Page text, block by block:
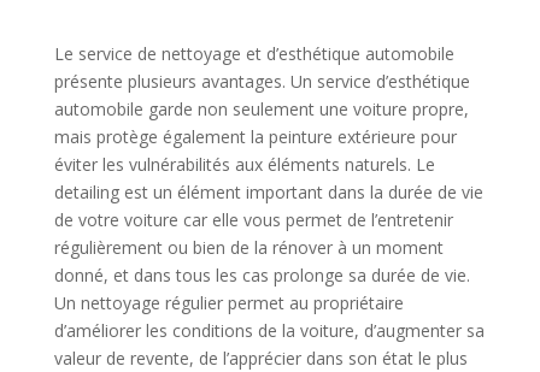
Le service de nettoyage et d’esthétique automobile
présente plusieurs avantages. Un service d’esthétique
automobile garde non seulement une voiture propre,
mais protège également la peinture extérieure pour
éviter les vulnérabilités aux éléments naturels. Le
detailing est un élément important dans la durée de vie
de votre voiture car elle vous permet de l’entretenir
régulièrement ou bien de la rénover à un moment
donné, et dans tous les cas prolonge sa durée de vie.
Un nettoyage régulier permet au propriétaire
d’améliorer les conditions de la voiture, d’augmenter sa
valeur de revente, de l’apprécier dans son état le plus